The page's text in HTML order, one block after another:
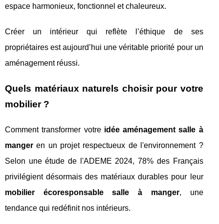
espace harmonieux, fonctionnel et chaleureux.
Créer un intérieur qui reflète l’éthique de ses
propriétaires est aujourd’hui une véritable priorité pour un
aménagement réussi.
Quels matériaux naturels choisir pour votre
mobilier ?
Comment transformer votre idée aménagement salle à
manger en un projet respectueux de l'environnement ?
Selon une étude de l'ADEME 2024, 78% des Français
privilégient désormais des matériaux durables pour leur
mobilier écoresponsable salle à manger, une
tendance qui redéfinit nos intérieurs.